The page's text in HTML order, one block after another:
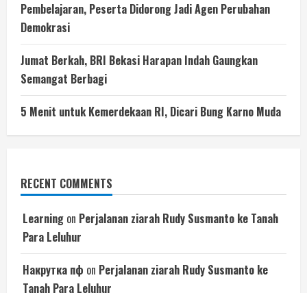
Pembelajaran, Peserta Didorong Jadi Agen Perubahan
Demokrasi
Jumat Berkah, BRI Bekasi Harapan Indah Gaungkan
Semangat Berbagi
5 Menit untuk Kemerdekaan RI, Dicari Bung Karno Muda
RECENT COMMENTS
Learning on Perjalanan ziarah Rudy Susmanto ke Tanah
Para Leluhur
Накрутка пф on Perjalanan ziarah Rudy Susmanto ke
Tanah Para Leluhur